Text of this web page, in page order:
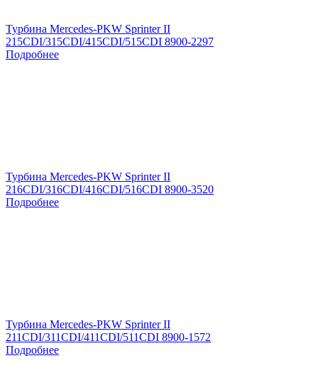
Турбина Mercedes-PKW Sprinter II
215CDI/315CDI/415CDI/515CDI 8900-2297
Подробнее
Турбина Mercedes-PKW Sprinter II
216CDI/316CDI/416CDI/516CDI 8900-3520
Подробнее
Турбина Mercedes-PKW Sprinter II
211CDI/311CDI/411CDI/511CDI 8900-1572
Подробнее